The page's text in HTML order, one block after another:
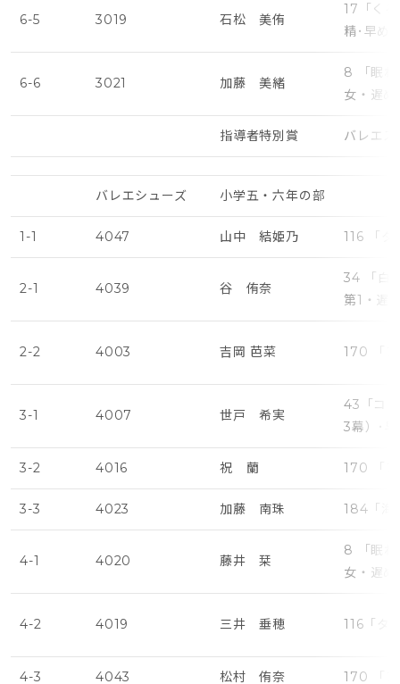
6-5 3019 石松 美侑
17「く
精･早め
6-6 3021 加藤 美緒
8 「眠れ
女・遅め
指導者特別賞 バレエ
バレエシューズ 小学五・六年の部
1-1 4047 山中 結姫乃 116 「タ
2-1 4039 谷 侑奈
34 「白
第1・遅
2-2 4003 吉岡 芭菜 170 「
3-1 4007 世戸 希実
43「コ
3幕）･
3-2 4016 祝 蘭 170 「
3-3 4023 加藤 南珠 184「海
4-1 4020 藤井 栞
8 「眠れ
女・遅め
4-2 4019 三井 垂穂 116「タ
4-3 4043 松村 侑奈 170 「